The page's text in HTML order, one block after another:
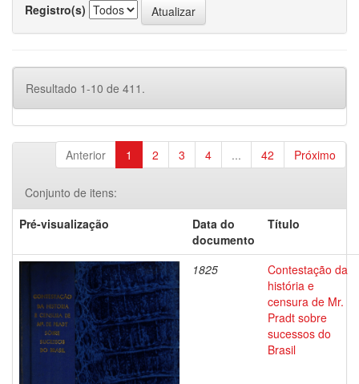
Registro(s)
Resultado 1-10 de 411.
Anterior 1 2 3 4 ... 42 Próximo
Conjunto de itens:
Pré-visualização
Data do
documento
Título
1825
Contestação da
história e
censura de Mr.
Pradt sobre
sucessos do
Brasil